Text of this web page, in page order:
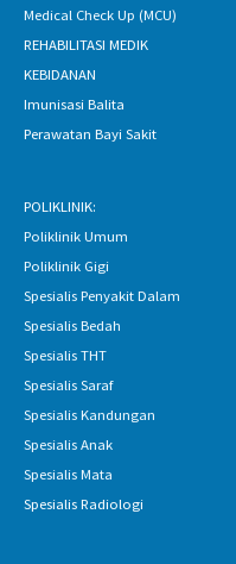
Medical Check Up (MCU)
REHABILITASI MEDIK
KEBIDANAN
Imunisasi Balita
Perawatan Bayi Sakit
POLIKLINIK:
Poliklinik Umum
Poliklinik Gigi
Spesialis Penyakit Dalam
Spesialis Bedah
Spesialis THT
Spesialis Saraf
Spesialis Kandungan
Spesialis Anak
Spesialis Mata
Spesialis Radiologi